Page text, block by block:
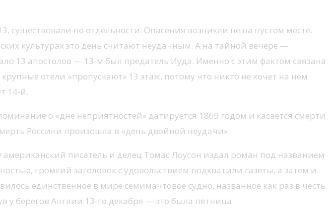
по отдельности. Опасения возникли не на пустом месте.
культурах это день считают неудачным. А на тайной вечере —
13 апостолов — 13-м был предатель Иуда. Именно с этим фактом связана
отели «пропускают» 13 этаж, потому что никто не хочет на нем
14-й.
о «дне неприятностей» датируется 1869 годом и касается смерти
Россини произошла в «день двойной неудачи».
писатель и делец Томас Лоусон издал роман под названием
громкий заголовок с удовольствием подхватили газеты, а затем и
единственное в мире семимачтовое судно, названное как раз в честь
у берегов Англии 13-го декабря — это была пятница.